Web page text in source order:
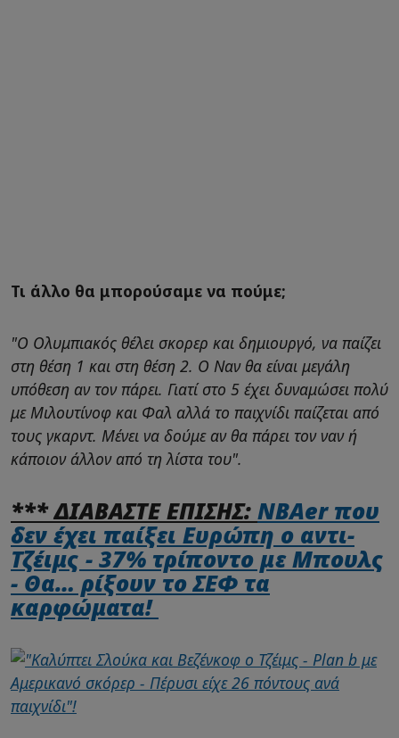
Τι άλλο θα μπορούσαμε να πούμε;
"Ο Ολυμπιακός θέλει σκορερ και δημιουργό, να παίζει
στη θέση 1 και στη θέση 2. Ο Ναν θα είναι μεγάλη
υπόθεση αν τον πάρει. Γιατί στο 5 έχει δυναμώσει πολύ
με Μιλουτίνοφ και Φαλ αλλά το παιχνίδι παίζεται από
τους γκαρντ. Μένει να δούμε αν θα πάρει τον ναν ή
κάποιον άλλον από τη λίστα του".
*** ΔΙΑΒΑΣΤΕ ΕΠΙΣΗΣ: NBAer που
δεν έχει παίξει Ευρώπη ο αντι-
Τζέιμς - 37% τρίποντο με Μπουλς
- Θα… ρίξουν το ΣΕΦ τα
καρφώματα!